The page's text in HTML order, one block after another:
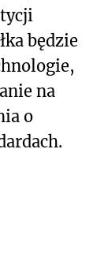
będzie
na
o